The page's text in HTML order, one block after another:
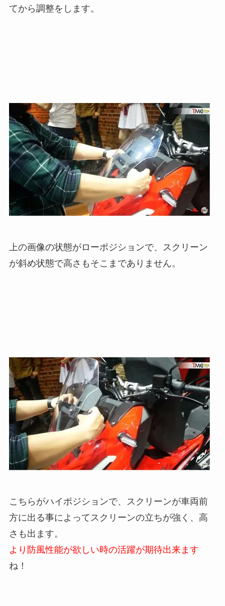
てから調整をします。
上の画像の状態がローポジションで、スクリーン
が斜め状態で高さもそこまでありません。
こちらがハイポジションで、スクリーンが車両前
方に出る事によってスクリーンの立ちが強く、高
さも出ます。
より防風性能が欲しい時の活躍が期待出来ます
ね！